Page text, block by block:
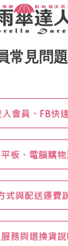
常見問題